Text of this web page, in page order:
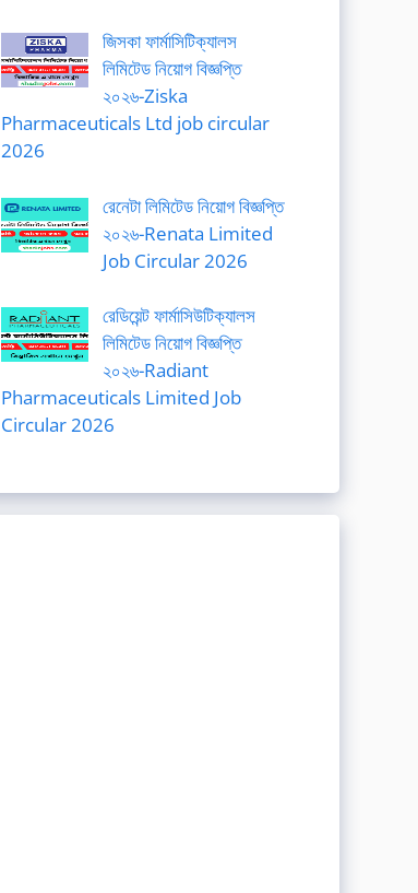
জিসকা ফার্মাসিটিক্যালস
লিমিটেড নিয়োগ বিজ্ঞপ্তি
২০২৬-Ziska
Pharmaceuticals Ltd job circular
2026
রেনেটা লিমিটেড নিয়োগ বিজ্ঞপ্তি
২০২৬-Renata Limited
Job Circular 2026
রেডিয়েন্ট ফার্মাসিউটিক্যালস
লিমিটেড নিয়োগ বিজ্ঞপ্তি
২০২৬-Radiant
Pharmaceuticals Limited Job
Circular 2026